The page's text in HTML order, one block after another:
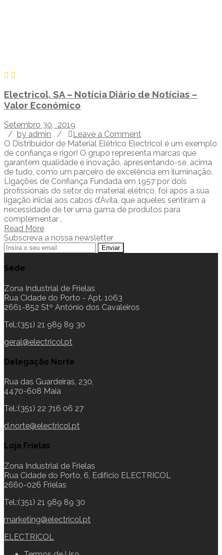
Electricol, SA – Notícia Diário de Notícias –
Valor Económico
Setembro 30, 2019
/ by admin /
Leave a Comment
O Distribuidor de Material Elétrico Electricol é um exemplo
de confiança e rigor! O grupo representa marcas que
garantem qualidade e inovação, apresentando-se, acima
de tudo, como um parceiro de excelência em iluminação.
Ligações de Confiança Fundada em 1957 por dois
profissionais do setor do material elétrico, foi após a sua
ligação inicial aos cabos d’Ávila, que aqueles sentiram a
necessidade de ter uma gama de produtos para
complementar .
Read More
Subscreva a nossa newsletter
Sede
Zona Industrial de Frielas
Rua Cidade do Porto - Apt. 1063
2661-852 Stº António dos Cavaleiros
Tel.:(351) 21 989 89 30
geral@electricol.pt
Delegação Norte
Rua das Guardeiras, 230,
4470-608 Maia
Tel.:(351) 22 716 06 27
d.norte@electricol.pt
Loja Frielas
Zona Industrial de Frielas
Rua Cidade do Porto, 6, Edifício ELECTRICOL
2660-026 Frielas
Tel.:(351) 21 989 89 30
marketing@electricol.pt
ELECTRICOL